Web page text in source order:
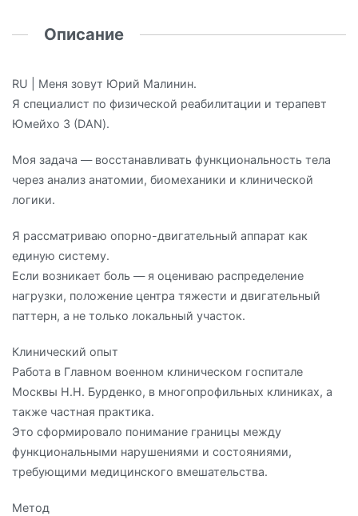
Описание
RU | Меня зовут Юрий Малинин.
Я специалист по физической реабилитации и терапевт
Юмейхо 3 (DAN).
Моя задача — восстанавливать функциональность тела
через анализ анатомии, биомеханики и клинической
логики.
Я рассматриваю опорно-двигательный аппарат как
единую систему.
Если возникает боль — я оцениваю распределение
нагрузки, положение центра тяжести и двигательный
паттерн, а не только локальный участок.
Клинический опыт
Работа в Главном военном клиническом госпитале
Москвы Н.Н. Бурденко, в многопрофильных клиниках, а
также частная практика.
Это сформировало понимание границы между
функциональными нарушениями и состояниями,
требующими медицинского вмешательства.
Метод